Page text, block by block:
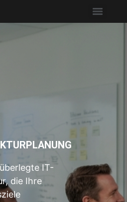
IT-
die Ihre